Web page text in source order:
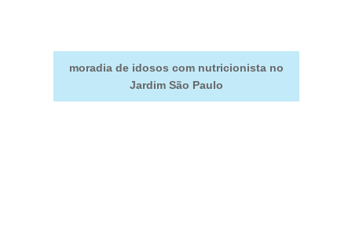
moradia de idosos com nutricionista no
Jardim São Paulo